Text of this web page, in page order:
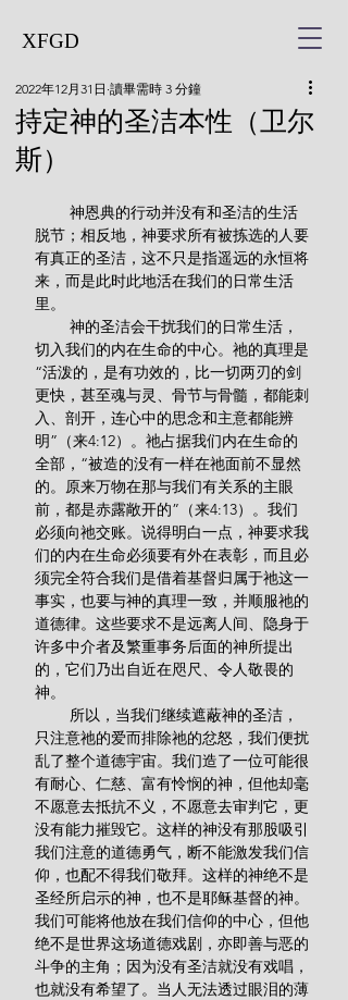
XFGD
持定神的圣洁本性（卫尔
斯）
2022年12月31日 讀畢需時 3 分鐘
脱节；相反地，神要求所有被拣选的人要
有真正的圣洁，这不只是指遥远的永恒将
来，而是此时此地活在我们的日常生活
里。
切入我们的内在生命的中心。祂的真理是
“活泼的，是有功效的，比一切两刃的剑
更快，甚至魂与灵、骨节与骨髓，都能刺
入、剖开，连心中的思念和主意都能辨
明”（来4:12）。祂占据我们内在生命的
全部，“被造的没有一样在祂面前不显然
的。原来万物在那与我们有关系的主眼
前，都是赤露敞开的”（来4:13）。我们
必须向祂交账。说得明白一点，神要求我
们的内在生命必须要有外在表彰，而且必
须完全符合我们是借着基督归属于祂这一
事实，也要与神的真理一致，并顺服祂的
道德律。这些要求不是远离人间、隐身于
许多中介者及繁重事务后面的神所提出
的，它们乃出自近在咫尺、令人敬畏的
神。
只注意祂的爱而排除祂的忿怒，我们便扰
乱了整个道德宇宙。我们造了一位可能很
有耐心、仁慈、富有怜悯的神，但他却毫
不愿意去抵抗不义，不愿意去审判它，更
没有能力摧毁它。这样的神没有那股吸引
我们注意的道德勇气，断不能激发我们信
仰，也配不得我们敬拜。这样的神绝不是
圣经所启示的神，也不是耶稣基督的神。
我们可能将他放在我们信仰的中心，但他
绝不是世界这场道德戏剧，亦即善与恶的
斗争的主角；因为没有圣洁就没有戏唱，
也就没有希望了。当人无法透过眼泪的薄